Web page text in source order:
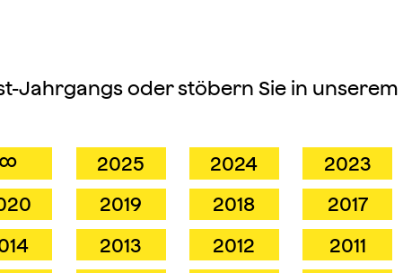
Jahrgangs oder stöbern Sie in unserem
∞ 2025 2024 2023
2019 2018 2017
2013 2012 2011